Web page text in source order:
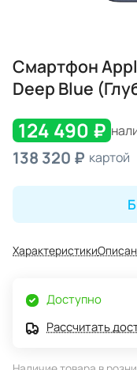
Смартфон
Deep Blue
124 490 ₽
138 320 ₽ картой
Характеристики
Доступно
Рассчитать